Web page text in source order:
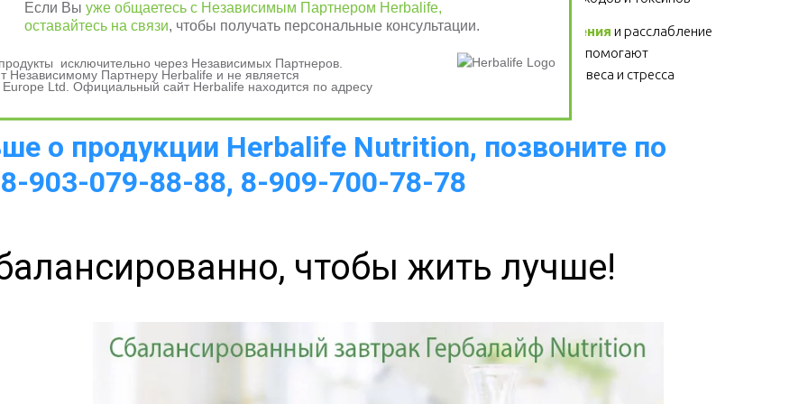
Физические упражнения и расслабление
- для здоровья сердца, помогают
избавиться от лишнего веса и стресса
о продукции Herbalife Nutrition, позвоните по
903-079-88-88, 8-909-700-78-78
чтобы жить лучше!
Если Вы уже общаетесь с Независимым Партнером Herbalife,
оставайтесь на связи, чтобы получать персональные консультации.
исключительно через Независимых Партнеров.
Независимому Партнеру Herbalife и не является
Europe Ltd. Официальный сайт Herbalife находится по адресу